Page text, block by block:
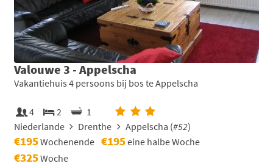
Valouwe 3 - Appelscha
Vakantiehuis 4 persoons bij bos te Appelscha
4 2
1
Niederlande
Drenthe Appelscha (#52)
€195Wochenende €195eine halbe Woche
€325Woche